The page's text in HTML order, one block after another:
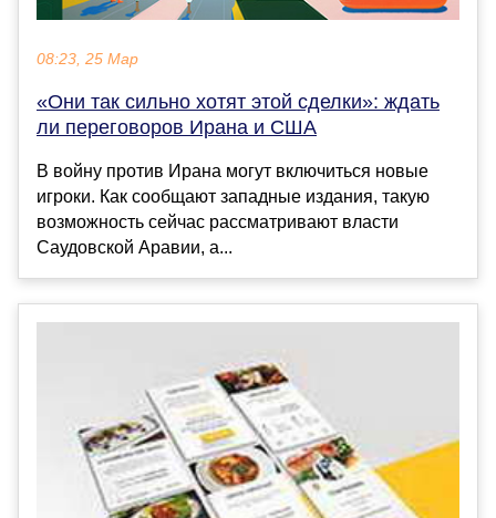
08:23, 25 Мар
«Они так сильно хотят этой сделки»: ждать
ли переговоров Ирана и США
В войну против Ирана могут включиться новые
игроки. Как сообщают западные издания, такую
возможность сейчас рассматривают власти
Саудовской Аравии, а...